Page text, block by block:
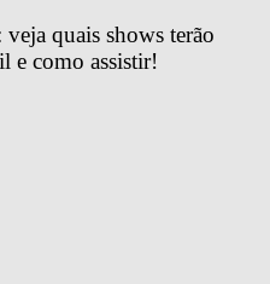
quais shows terão
e como assistir!